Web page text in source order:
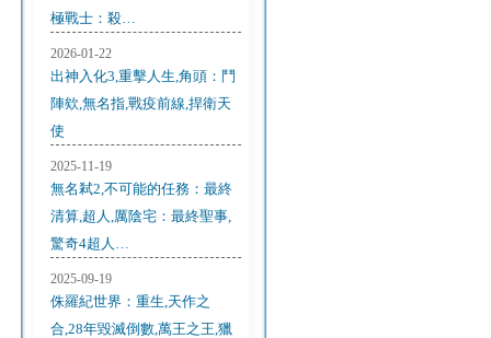
極戰士：殺…
2026-01-22
出神入化3,重擊人生,角頭：鬥
陣欸,無名指,戰疫前線,捍衛天
使
2025-11-19
無名弒2,不可能的任務：最終
清算,超人,厲陰宅：最終聖事,
驚奇4超人…
2025-09-19
侏羅紀世界：重生,天作之
合,28年毀滅倒數,萬王之王,獵